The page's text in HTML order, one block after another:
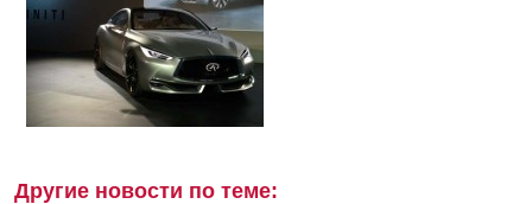
Другие новости по теме: